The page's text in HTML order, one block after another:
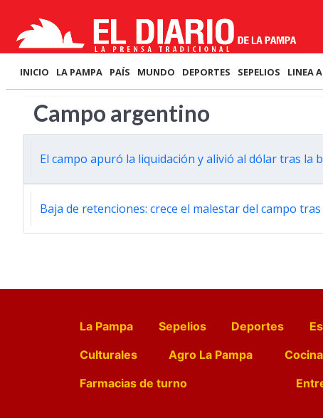
INICIO LA PAMPA PAÍS MUNDO DEPORTES SEPELIOS LINEA
Campo argentino
El campo apuró la liquidación y alivió al dólar tras la
Baja de retenciones: crece el malestar del campo
La Pampa Sepelios Deportes
Culturales
Agro La Pampa
Farmacias de turno